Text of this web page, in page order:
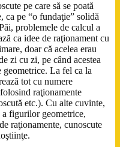
pe care să se poată
ca pe “o fundaţie” solidă
problemele de calcul a
ca idee de raţionament cu
doar că acelea erau
zi cu zi, pe când acestea
La fel ca la
tot cu numere
raţionamente
etc.). Cu alte cuvinte,
figurilor geometrice,
raţionamente, cunoscute